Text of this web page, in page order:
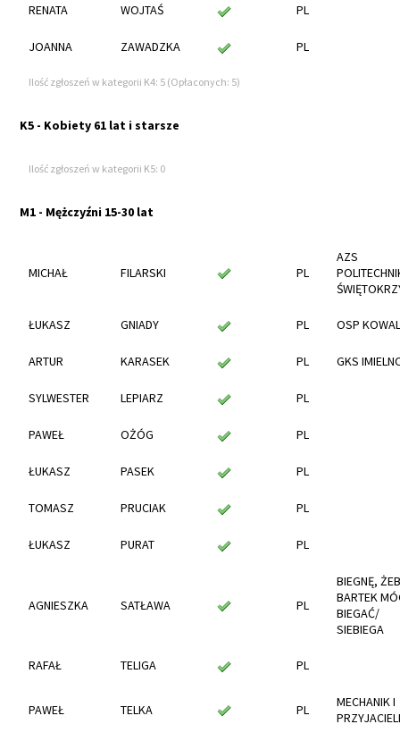
RENATA WOJTAŚ PL
JOANNA ZAWADZKA PL
Ilość zgłoszeń w kategorii K4: 5 (Opłaconych: 5)
K5 - Kobiety 61 lat i starsze
Ilość zgłoszeń w kategorii K5: 0
M1 - Mężczyźni 15-30 lat
MICHAŁ FILARSKI PL
AZS
ŁUKASZ GNIADY PL OSP
ARTUR KARASEK PL GKS
SYLWESTER LEPIARZ PL
PAWEŁ OŻÓG PL
ŁUKASZ PASEK PL
TOMASZ PRUCIAK PL
ŁUKASZ PURAT PL
AGNIESZKA SATŁAWA PL
BIEGNĘ,
BARTEK
BIEGAĆ/
SIEBIEGA
RAFAŁ TELIGA PL
PAWEŁ TELKA PL
MECHANIK I